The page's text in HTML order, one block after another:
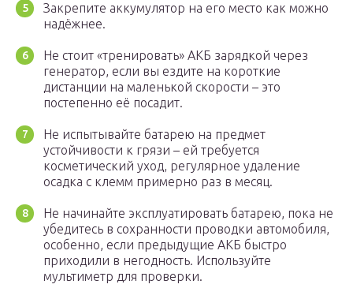
Закрепите аккумулятор на его место как можно
надёжнее.
Не стоит «тренировать» АКБ зарядкой через
генератор, если вы ездите на короткие
дистанции на маленькой скорости – это
постепенно её посадит.
Не испытывайте батарею на предмет
устойчивости к грязи – ей требуется
косметический уход, регулярное удаление
осадка с клемм примерно раз в месяц.
Не начинайте эксплуатировать батарею, пока не
убедитесь в сохранности проводки автомобиля,
особенно, если предыдущие АКБ быстро
приходили в негодность. Используйте
мультиметр для проверки.